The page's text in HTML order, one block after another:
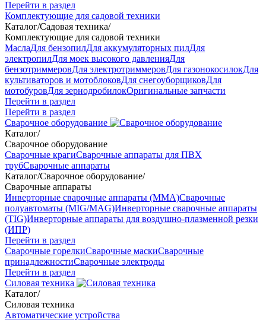
Перейти в раздел
Комплектующие для садовой техники
Каталог/Садовая техника/
Комплектующие для садовой техники
МаслаДля бензопилДля аккумуляторных пилДля
электропилДля моек высокого давленияДля
бензотриммеровДля электротриммеровДля газонокосилокДля
культиваторов и мотоблоковДля снегоуборщиковДля
мотобуровДля зернодробилокОригинальные запчасти
Перейти в раздел
Перейти в раздел
Сварочное оборудование
Каталог/
Сварочное оборудование
Сварочные крагиСварочные аппараты для ПВХ
трубСварочные аппараты
Каталог/Сварочное оборудование/
Сварочные аппараты
Инверторные сварочные аппараты (ММА)Сварочные
полуавтоматы (MIG/MAG)Инверторные сварочные аппараты
(TIG)Инверторные аппараты для воздушно-плазменной резки
(ИПР)
Перейти в раздел
Сварочные горелкиСварочные маскиСварочные
принадлежностиСварочные электроды
Перейти в раздел
Силовая техника
Каталог/
Силовая техника
Автоматические устройства